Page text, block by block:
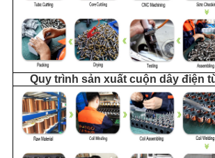
Quy trình sản xuất cuộn dây điện